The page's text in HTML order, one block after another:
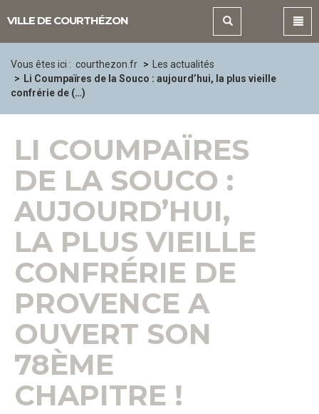
VILLE DE COURTHÉZON
Vous êtes ici : courthezon.fr
Les actualités
Li Coumpaïres de la Souco : aujourd’hui, la plus vieille
confrérie de (…)
LI COUMPAÏRES
DE LA SOUCO :
AUJOURD’HUI,
LA PLUS VIEILLE
CONFRÉRIE DE
PROVENCE A
OUVERT SON
78ÈME
CHAPITRE !